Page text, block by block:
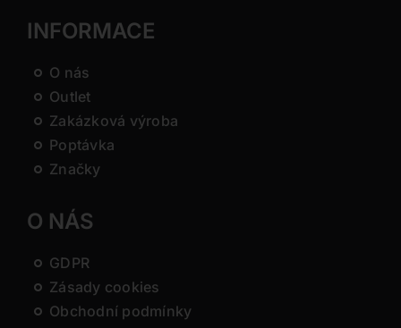
INFORMACE
O nás
Outlet
Zakázková výroba
Poptávka
Značky
O NÁS
GDPR
Zásady cookies
Obchodní podmínky